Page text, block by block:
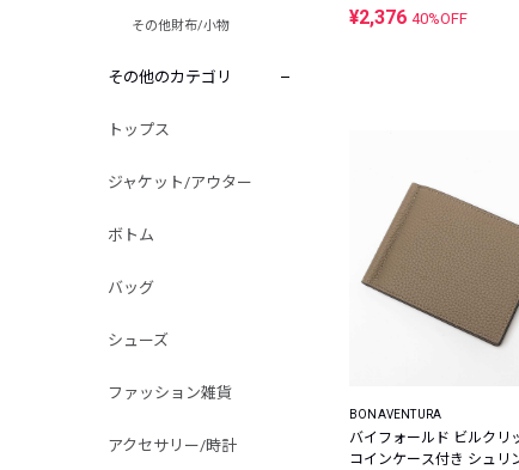
その他財布/小物
その他のカテゴリ
トップス
ジャケット/アウター
ボトム
バッグ
シューズ
ファッション雑貨
アクセサリー/時計
¥2,376 40%OFF
BONAVENTURA
バイフォールド ビルクリ
コインケース付き シュリ